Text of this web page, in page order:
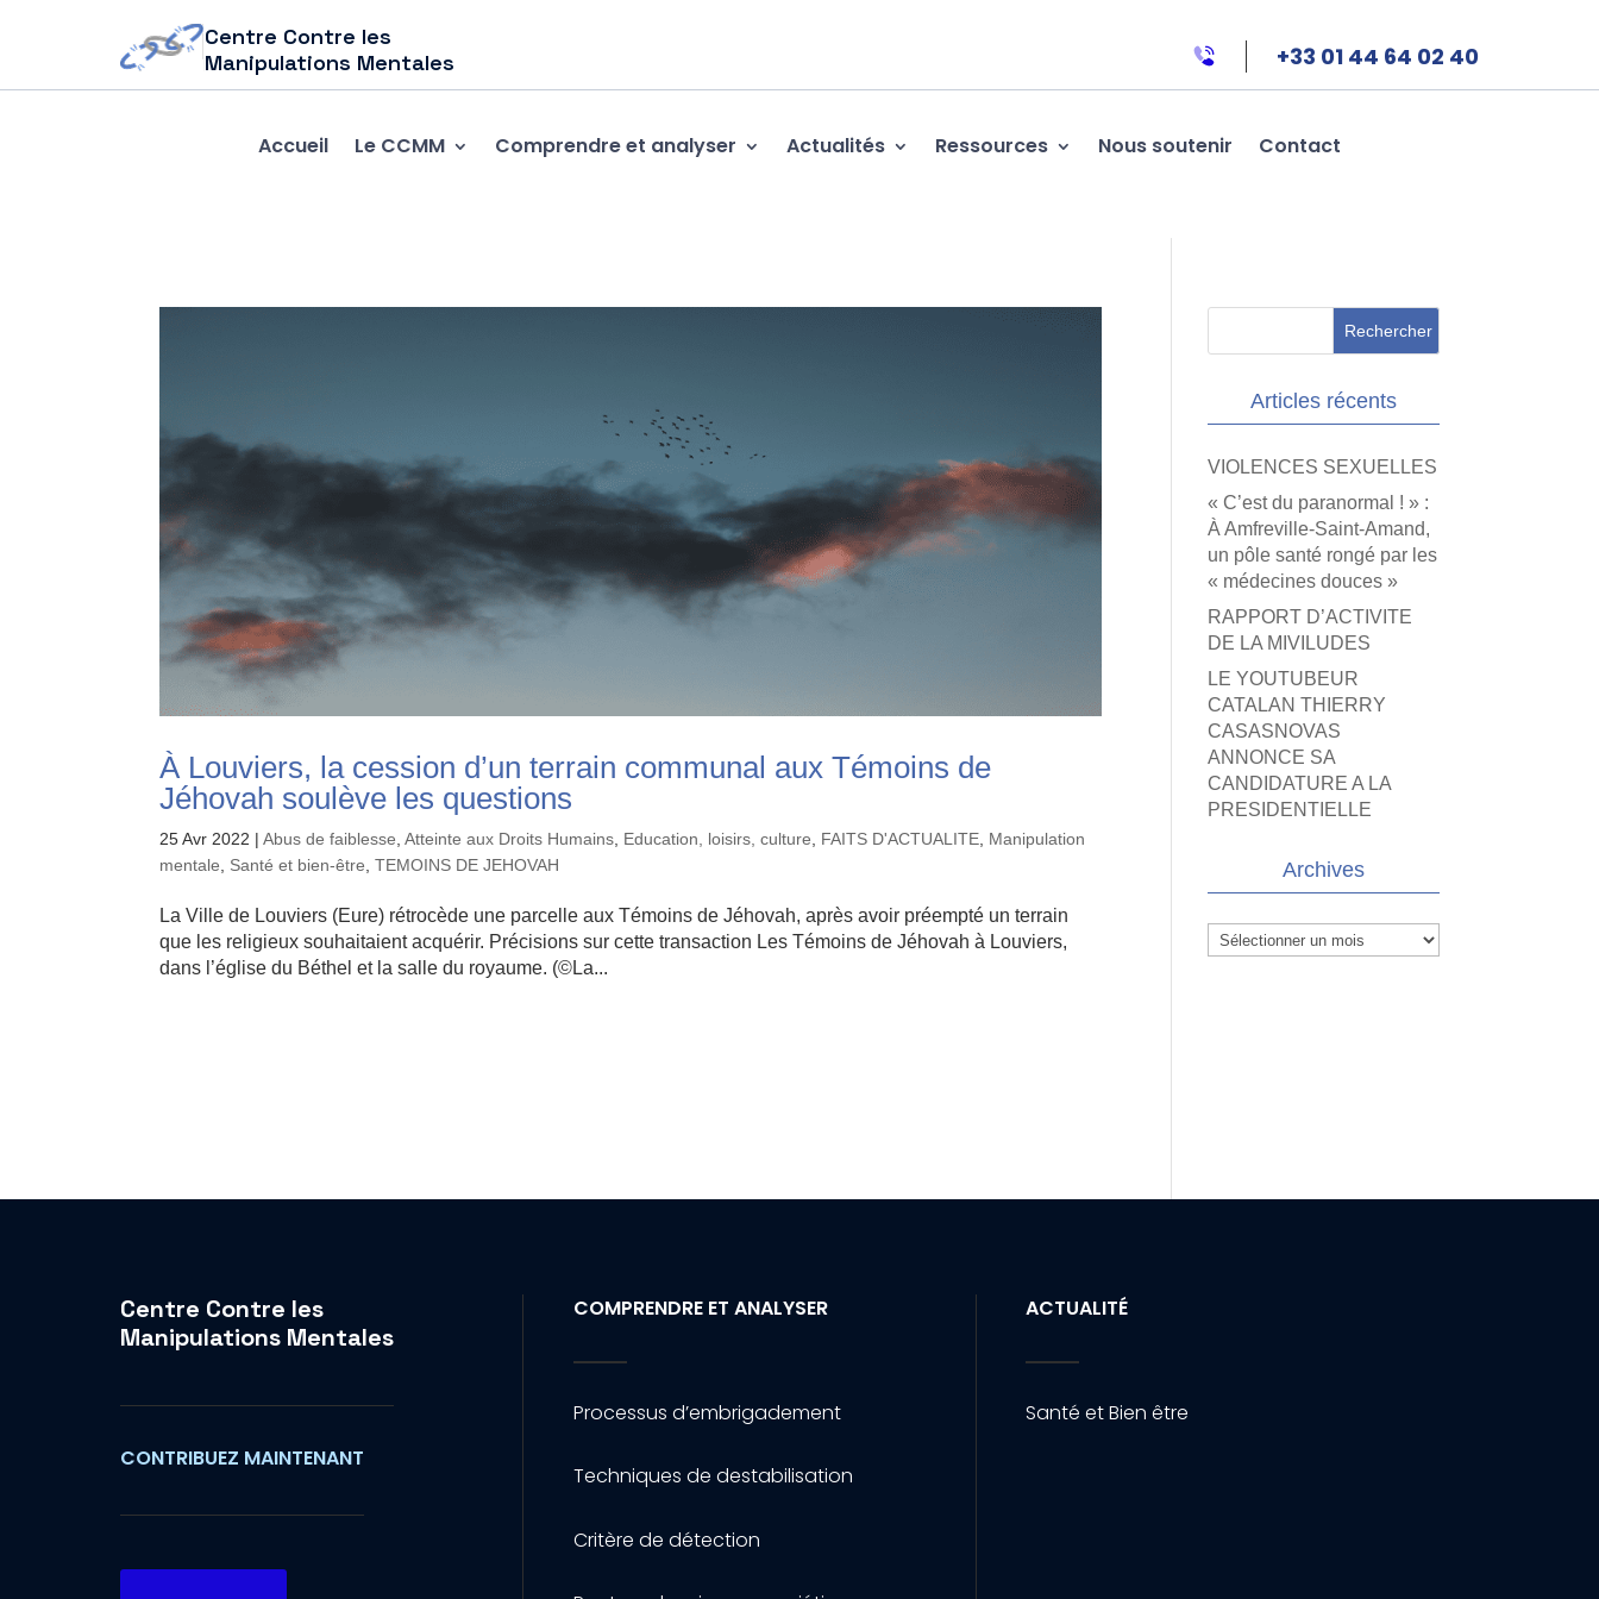
Centre Contre les
Manipulations Mentales
+33 01 44 64 02 40
Accueil Le CCMM Comprendre et analyser Actualités Ressources Nous soutenir Contact
À Louviers, la cession d’un terrain communal aux Témoins de
Jéhovah soulève les questions
25 Avr 2022 |Abus de faiblesse ,Atteinte aux Droits Humains Education, loisirs, culture FAITS D'ACTUALITE Manipulation
mentale
Santé et bien-être ,TEMOINS DE JEHOVAH
La Ville de Louviers (Eure) rétrocède une parcelle aux Témoins de Jéhovah, après avoir préempté un terrain
que les religieux souhaitaient acquérir. Précisions sur cette transaction Les Témoins de Jéhovah à Louviers,
dans l’église du Béthel et la salle du royaume. (©La...
Articles récents
VIOLENCES SEXUELLES
« C’est du paranormal ! » :
À Amfreville-Saint-Amand,
un pôle santé rongé par les
« médecines douces »
RAPPORT D’ACTIVITE
DE LA MIVILUDES
LE YOUTUBEUR
CATALAN THIERRY
CASASNOVAS
ANNONCE SA
CANDIDATURE A LA
PRESIDENTIELLE
Archives
Archives
Centre Contre les
Manipulations Mentales
CONTRIBUEZ MAINTENANT
COMPRENDRE ET ANALYSER
Processus d’embrigadement
Techniques de destabilisation
Critère de détection
ACTUALITÉ
Santé et Bien être